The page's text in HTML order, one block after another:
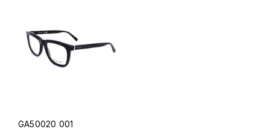
GA50020 001